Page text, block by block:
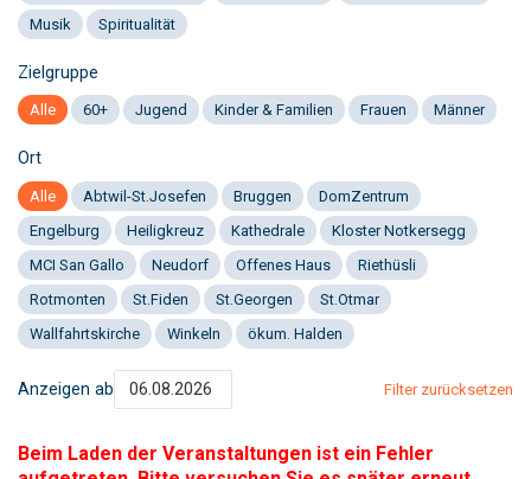
Musik
Spiritualität
Zielgruppe
Alle 60+ Jugend Kinder & Familien Frauen Männer
Ort
Alle Abtwil-St.Josefen Bruggen
DomZentrum
Engelburg
Heiligkreuz Kathedrale
Kloster Notkersegg
MCI San Gallo
Neudorf Offenes Haus
Riethüsli
Rotmonten
St.Fiden St.Georgen
St.Otmar
Wallfahrtskirche
Winkeln ökum. Halden
Anzeigen ab Filter zurücksetzen
Beim Laden der Veranstaltungen ist ein Fehler